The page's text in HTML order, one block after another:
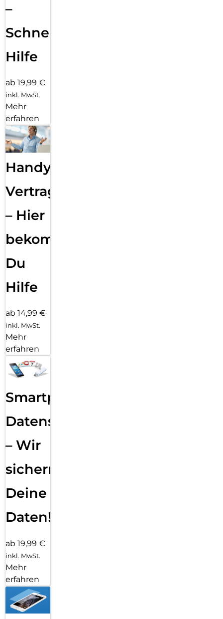
–
Schnelle
Hilfe
ab 19,99 €
inkl. MwSt.
Mehr
erfahren
Handy
Vertragsabwicklung
– Hier
bekommst
Du
Hilfe
ab 14,99 €
inkl. MwSt.
Mehr
erfahren
Smartphone
Datensicherung
– Wir
sichern
Deine
Daten!
ab 19,99 €
inkl. MwSt.
Mehr
erfahren